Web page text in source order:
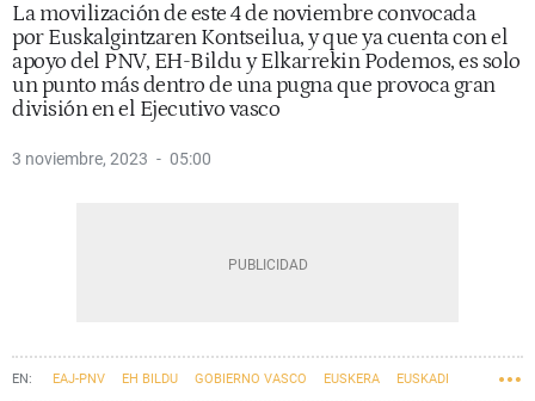
La movilización de este 4 de noviembre convocada
por Euskalgintzaren Kontseilua, y que ya cuenta con el
apoyo del PNV, EH-Bildu y Elkarrekin Podemos, es solo
un punto más dentro de una pugna que provoca gran
división en el Ejecutivo vasco
3 noviembre, 2023 05:00
EAJ-PNV EH BILDU GOBIERNO VASCO EUSKERA EUSKADI